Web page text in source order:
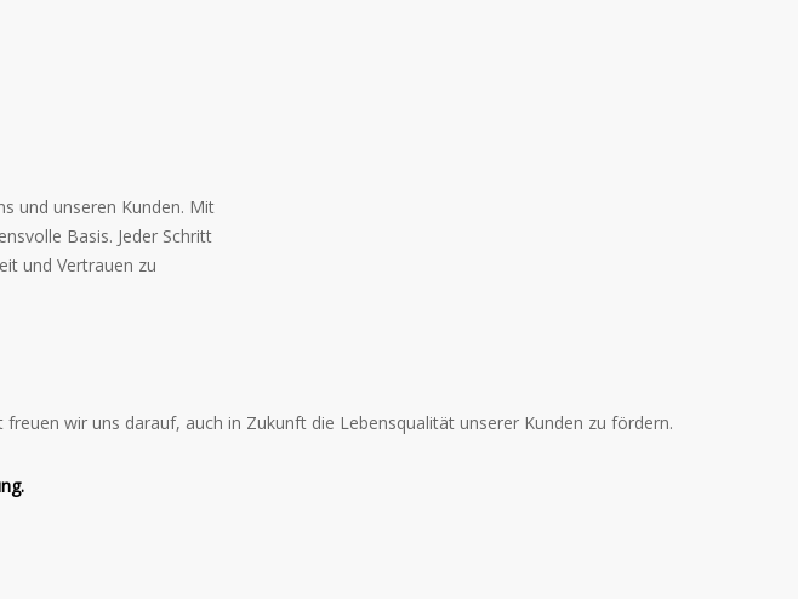
und unseren Kunden. Mit
Basis. Jeder Schritt
und Vertrauen zu
wir uns darauf, auch in Zukunft die Lebensqualität unserer Kunden zu fördern.